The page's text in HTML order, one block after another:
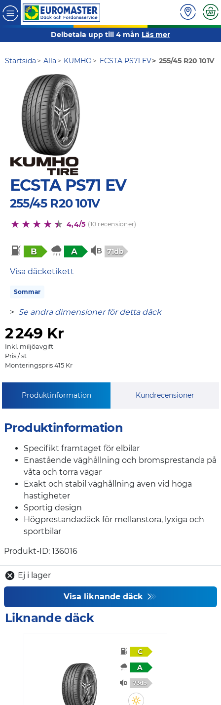
Delbetala upp till 4 mån Läs mer
Startsida Alla KUMHO ECSTA PS71 EV 255/45 R20 101V
ECSTA PS71 EV
255/45 R20 101V
4,4/5 (10 recensioner)
B A 71db
Visa däcketikett
Sommar
> Se andra dimensioner för detta däck
2249 Kr
Inkl. miljöavgift
Pris / st
Monteringspris 415 Kr
Produktinformation Kundrecensioner
Produktinformation
Specifikt framtaget för elbilar
Enastående väghållning och bromsprestanda på
våta och torra vägar
Exakt och stabil väghållning även vid höga
hastigheter
Sportig design
Högprestandadäck för mellanstora, lyxiga och
sportbilar
Produkt-ID: 136016
Ej i lager
Visa liknande däck
Liknande däck
C
A
73db